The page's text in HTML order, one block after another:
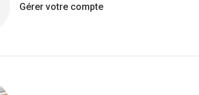
Gérer votre compte